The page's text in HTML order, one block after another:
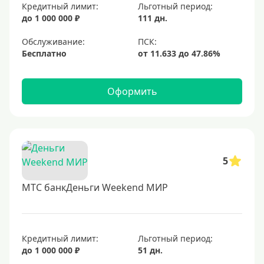
Для покупок
Для путешествий
Условия
За 5 минут
За 15 минут
Экспресс
Карты, доступные каждому
С открытыми просрочками
Кредит без проверки кредитной истории.
Со 100 процентным одобрением
Кредитный лимит:
до 1 000 000 ₽
Льготный период:
111 дн.
Обслуживание:
Бесплатно
Оформить
5
МТС банкДеньги Weekend МИР
Кредитный лимит:
до 1 000 000 ₽
Льготный период:
51 дн.